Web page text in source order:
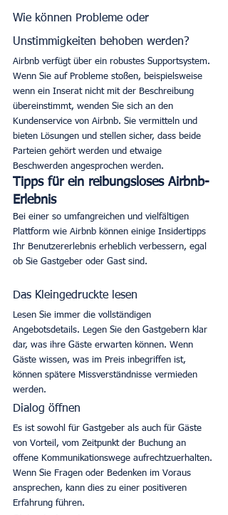
Wie können Probleme oder
Unstimmigkeiten behoben werden?
Airbnb verfügt über ein robustes Supportsystem.
Wenn Sie auf Probleme stoßen, beispielsweise
wenn ein Inserat nicht mit der Beschreibung
übereinstimmt, wenden Sie sich an den
Kundenservice von Airbnb. Sie vermitteln und
bieten Lösungen und stellen sicher, dass beide
Parteien gehört werden und etwaige
Beschwerden angesprochen werden.
Tipps für ein reibungsloses Airbnb-
Erlebnis
Bei einer so umfangreichen und vielfältigen
Plattform wie Airbnb können einige Insidertipps
Ihr Benutzererlebnis erheblich verbessern, egal
ob Sie Gastgeber oder Gast sind.
Das Kleingedruckte lesen
Lesen Sie immer die vollständigen
Angebotsdetails. Legen Sie den Gastgebern klar
dar, was ihre Gäste erwarten können. Wenn
Gäste wissen, was im Preis inbegriffen ist,
können spätere Missverständnisse vermieden
werden.
Dialog öffnen
Es ist sowohl für Gastgeber als auch für Gäste
von Vorteil, vom Zeitpunkt der Buchung an
offene Kommunikationswege aufrechtzuerhalten.
Wenn Sie Fragen oder Bedenken im Voraus
ansprechen, kann dies zu einer positiveren
Erfahrung führen.